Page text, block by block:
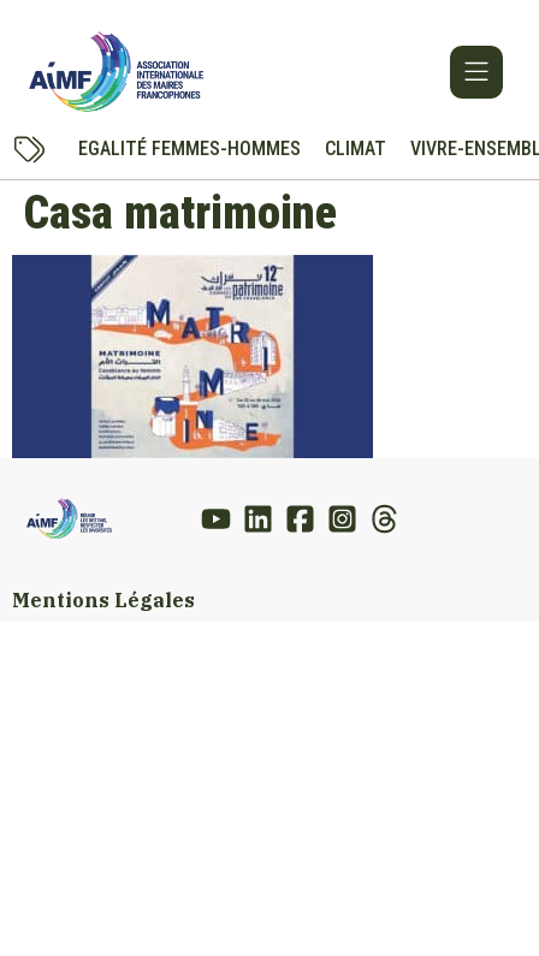
EGALITÉ FEMMES-HOMMES CLIMAT VIVRE-
Casa matrimoine
Mentions Légales